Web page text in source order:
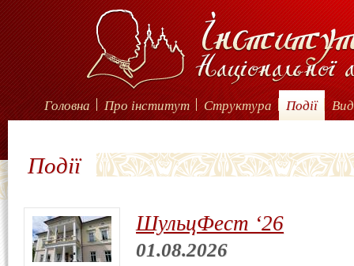
Головна Про інститут Структура Події
Події
ШульцФест ‘26
01.08.2026